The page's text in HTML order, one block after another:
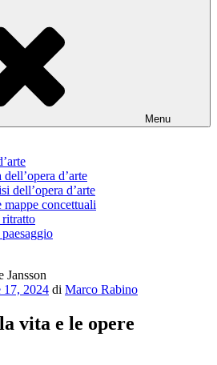
Menu
d’arte
dell’opera d’arte
mappe concettuali
17, 2024 di Marco Rabino
vita e le opere